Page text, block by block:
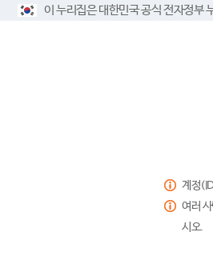
이 누리집은 대한민국 공식 전자정부
계정
여러
시오.